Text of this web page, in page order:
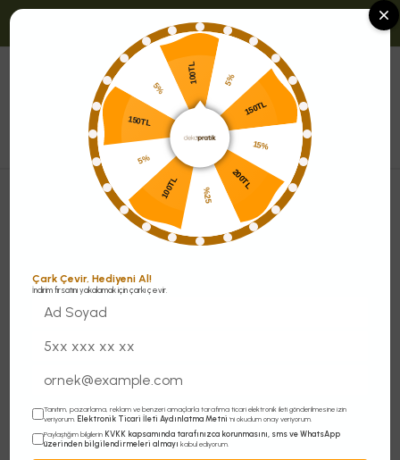
ve Süreklilik Dekopratik'te Buluşuyor Tüm Ürünlerde
DEKOPRATİK ürün
Filtrele
100TL 5%
150TL
15%
200TL
%25
100TL
5%
150TL
5%
Çark Çevir, Hediyeni Al!
İndirim fırsatını yakalamak için çarkı çevir.
Tanıtım, pazarlama, reklam ve benzeri amaçlarla tarafıma ticari elektronik ileti gönderilmesine izin
veriyorum. Elektronik Ticari İleti Aydınlatma Metni 'ni okudum onay veriyorum.
Paylaştığım bilgilerin KVKK kapsamında tarafınızca korunmasını, sms ve WhatsApp
üzerinden bilgilendirmeleri almayı kabul ediyorum.